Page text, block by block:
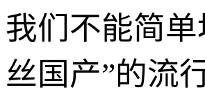
我们不能简
丝国产”的流